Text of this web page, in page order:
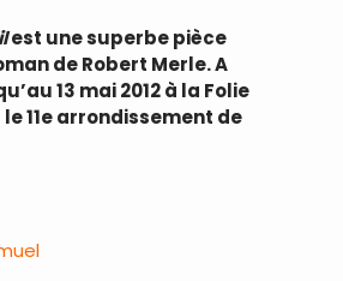
est une superbe pièce
de Robert Merle. A
13 mai 2012 à la Folie
11e arrondissement de